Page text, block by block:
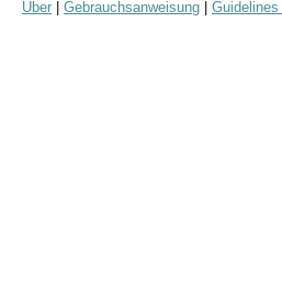
Über Gebrauchsanweisung